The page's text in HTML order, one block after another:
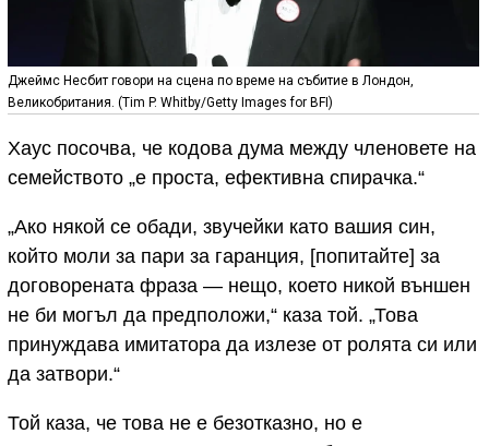
Джеймс Несбит говори на сцена по време на събитие в Лондон,
Великобритания. (Tim P. Whitby/Getty Images for BFI)
Хаус посочва, че кодова дума между членовете на
семейството „е проста, ефективна спирачка.“
„Ако някой се обади, звучейки като вашия син,
който моли за пари за гаранция, [попитайте] за
договорената фраза — нещо, което никой външен
не би могъл да предположи,“ каза той. „Това
принуждава имитатора да излезе от ролята си или
да затвори.“
Той каза, че това не е безотказно, но е